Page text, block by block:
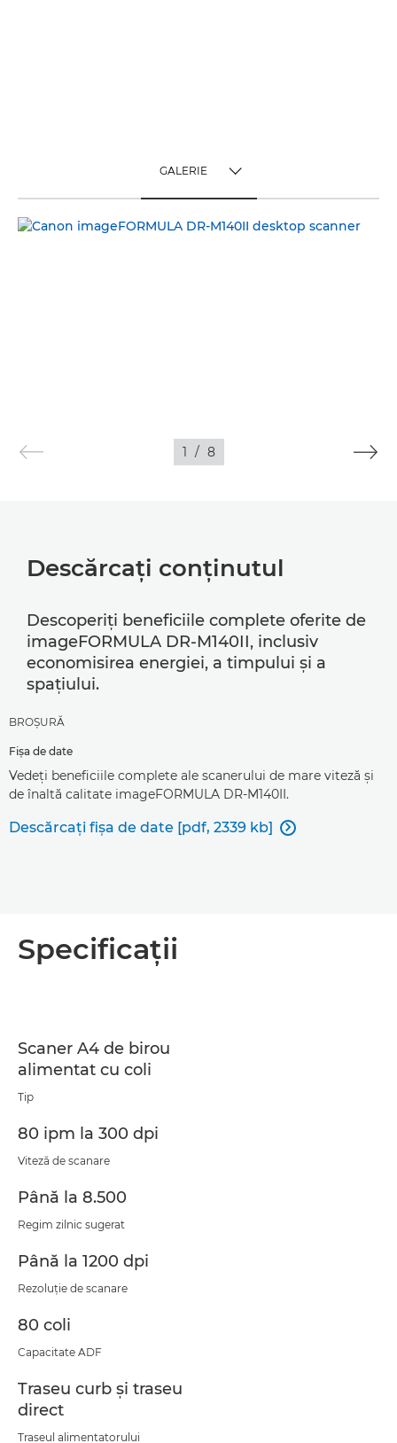
GALERIE
GALERIE
1 / 8
Descărcaţi conţinutul
Descoperiţi beneficiile complete oferite de
imageFORMULA DR-M140II, inclusiv
economisirea energiei, a timpului şi a
spaţiului.
BROŞURĂ
Fişa de date
Vedeţi beneficiile complete ale scanerului de mare viteză şi
de înaltă calitate imageFORMULA DR-M140II.
Descărcaţi fişa de date [pdf, 2339 kb] 
Specificaţii
Scaner A4 de birou
alimentat cu coli
Tip
80 ipm la 300 dpi
Viteză de scanare
Până la 8.500
Regim zilnic sugerat
Până la 1200 dpi
Rezoluţie de scanare
80 coli
Capacitate ADF
Traseu curb şi traseu
direct
Traseul alimentatorului